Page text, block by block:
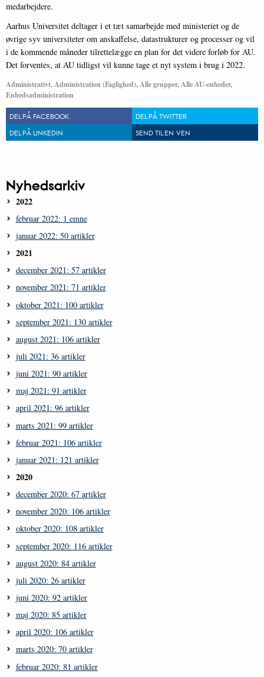
medarbejdere.
Aarhus Universitet deltager i et tæt samarbejde med ministeriet og de
øvrige syv universiteter om anskaffelse, datastrukturer og processer og vil
i de kommende måneder tilrettelægge en plan for det videre forløb for AU.
Det forventes, at AU tidligst vil kunne tage et nyt system i brug i 2022.
Administrativt, Administration (Faglighed), Alle grupper, Alle AU-enheder,
Enhedsadministration
DEL PÅ FACEBOOK
DEL PÅ TWITTER
DEL PÅ LINKEDIN
SEND TIL EN VEN
Nyhedsarkiv
2022
februar 2022: 1 emne
januar 2022: 50 artikler
2021
december 2021: 57 artikler
november 2021: 71 artikler
oktober 2021: 100 artikler
september 2021: 130 artikler
august 2021: 106 artikler
juli 2021: 36 artikler
juni 2021: 90 artikler
maj 2021: 91 artikler
april 2021: 96 artikler
marts 2021: 99 artikler
februar 2021: 106 artikler
januar 2021: 121 artikler
2020
december 2020: 67 artikler
november 2020: 106 artikler
oktober 2020: 108 artikler
september 2020: 116 artikler
august 2020: 84 artikler
juli 2020: 26 artikler
juni 2020: 92 artikler
maj 2020: 85 artikler
april 2020: 106 artikler
marts 2020: 70 artikler
februar 2020: 81 artikler